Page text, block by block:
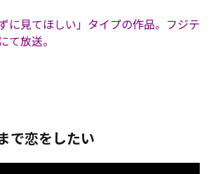
に見てほしい」タイプの作品。フジテ
て放送。
で恋をしたい